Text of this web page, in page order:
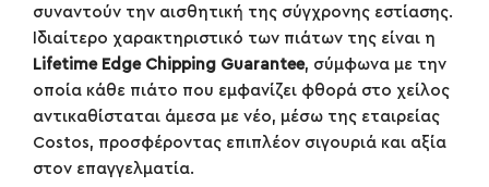
συναντούν την αισθητική της σύγχρονης εστίασης.​
Ιδιαίτερο χαρακτηριστικό των πιάτων της είναι η
Lifetime Edge Chipping Guarantee, σύμφωνα με την
οποία κάθε πιάτο που εμφανίζει φθορά στο χείλος
αντικαθίσταται άμεσα με νέο, μέσω της εταιρείας
Costos, προσφέροντας επιπλέον σιγουριά και αξία
στον επαγγελματία.